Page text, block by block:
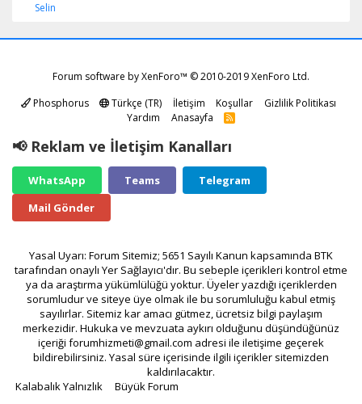
Selin
Forum software by XenForo™ © 2010-2019 XenForo Ltd.
Phosphorus
Türkçe (TR) İletişim Koşullar
Gizlilik Politikası
Yardım
Anasayfa
R
S
📢 Reklam ve İletişim Kanalları
WhatsApp Teams
Telegram
Mail Gönder
Yasal Uyarı: Forum Sitemiz; 5651 Sayılı Kanun kapsamında BTK
tarafından onaylı Yer Sağlayıcı'dır. Bu sebeple içerikleri kontrol etme
ya da araştırma yükümlülüğü yoktur. Üyeler yazdığı içeriklerden
sorumludur ve siteye üye olmak ile bu sorumluluğu kabul etmiş
sayılırlar. Sitemiz kar amacı gütmez, ücretsiz bilgi paylaşım
merkezidir. Hukuka ve mevzuata aykırı olduğunu düşündüğünüz
içeriği forumhizmeti@gmail.com adresi ile iletişime geçerek
bildirebilirsiniz. Yasal süre içerisinde ilgili içerikler sitemizden
kaldırılacaktır.
Kalabalık Yalnızlık
Büyük Forum